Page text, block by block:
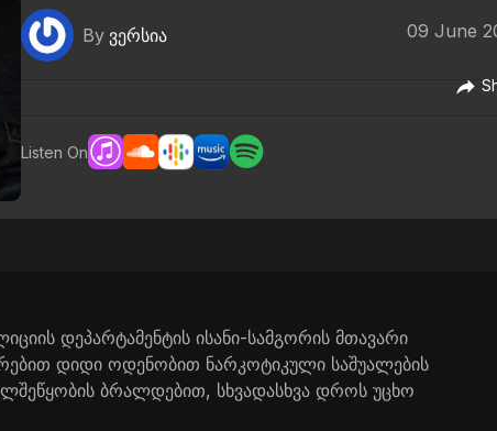
By ვერსია 09 June
Listen On
დეპარტამენტის ისანი-სამგორის მთავარი
დიდი ოდენობით ნარკოტიკული საშუალების
ბრალდებით, სხვადასხვა დროს უცხო